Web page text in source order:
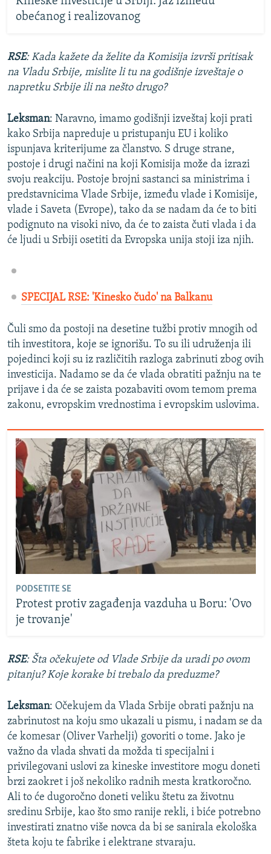
obećanog i realizovanog
RSE: Kada kažete da želite da Komisija izvrši pritisak
na Vladu Srbije, mislite li tu na godišnje izveštaje o
napretku Srbije ili na nešto drugo?
Leksman: Naravno, imamo godišnji izveštaj koji prati
kako Srbija napreduje u pristupanju EU i koliko
ispunjava kriterijume za članstvo. S druge strane,
postoje i drugi načini na koji Komisija može da izrazi
svoju reakciju. Postoje brojni sastanci sa ministrima i
predstavnicima Vlade Srbije, između vlade i Komisije,
vlade i Saveta (Evrope), tako da se nadam da će to biti
podignuto na visoki nivo, da će to zaista čuti vlada i da
će ljudi u Srbiji osetiti da Evropska unija stoji iza njih.
SPECIJAL RSE: 'Kinesko čudo' na Balkanu
Čuli smo da postoji na desetine tužbi protiv mnogih od
tih investitora, koje se ignorišu. To su ili udruženja ili
pojedinci koji su iz različitih razloga zabrinuti zbog ovih
investicija. Nadamo se da će vlada obratiti pažnju na te
prijave i da će se zaista pozabaviti ovom temom prema
zakonu, evropskim vrednostima i evropskim uslovima.
PODSETITE SE
Protest protiv zagađenja vazduha u Boru: 'Ovo
je trovanje'
RSE: Šta očekujete od Vlade Srbije da uradi po ovom
pitanju? Koje korake bi trebalo da preduzme?
Leksman: Očekujem da Vlada Srbije obrati pažnju na
zabrinutost na koju smo ukazali u pismu, i nadam se da
će komesar (Oliver Varhelji) govoriti o tome. Jako je
važno da vlada shvati da možda ti specijalni i
privilegovani uslovi za kineske investitore mogu doneti
brzi zaokret i još nekoliko radnih mesta kratkoročno.
Ali to će dugoročno doneti veliku štetu za životnu
sredinu Srbije, kao što smo ranije rekli, i biće potrebno
investirati znatno više novca da bi se sanirala ekološka
šteta koju te fabrike i elektrane stvaraju.